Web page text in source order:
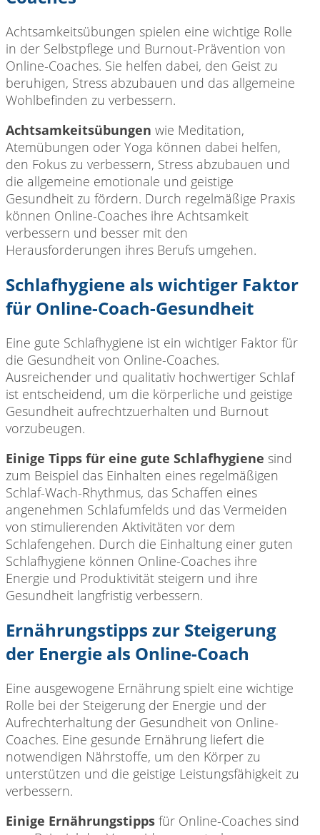
Achtsamkeitsübungen spielen eine wichtige Rolle
in der Selbstpflege und Burnout-Prävention von
Online-Coaches. Sie helfen dabei, den Geist zu
beruhigen, Stress abzubauen und das allgemeine
Wohlbefinden zu verbessern.
Achtsamkeitsübungen wie Meditation,
Atemübungen oder Yoga können dabei helfen,
den Fokus zu verbessern, Stress abzubauen und
die allgemeine emotionale und geistige
Gesundheit zu fördern. Durch regelmäßige Praxis
können Online-Coaches ihre Achtsamkeit
verbessern und besser mit den
Herausforderungen ihres Berufs umgehen.
Schlafhygiene als wichtiger Faktor
für Online-Coach-Gesundheit
Eine gute Schlafhygiene ist ein wichtiger Faktor für
die Gesundheit von Online-Coaches.
Ausreichender und qualitativ hochwertiger Schlaf
ist entscheidend, um die körperliche und geistige
Gesundheit aufrechtzuerhalten und Burnout
vorzubeugen.
Einige Tipps für eine gute Schlafhygiene sind
zum Beispiel das Einhalten eines regelmäßigen
Schlaf-Wach-Rhythmus, das Schaffen eines
angenehmen Schlafumfelds und das Vermeiden
von stimulierenden Aktivitäten vor dem
Schlafengehen. Durch die Einhaltung einer guten
Schlafhygiene können Online-Coaches ihre
Energie und Produktivität steigern und ihre
Gesundheit langfristig verbessern.
Ernährungstipps zur Steigerung
der Energie als Online-Coach
Eine ausgewogene Ernährung spielt eine wichtige
Rolle bei der Steigerung der Energie und der
Aufrechterhaltung der Gesundheit von Online-
Coaches. Eine gesunde Ernährung liefert die
notwendigen Nährstoffe, um den Körper zu
unterstützen und die geistige Leistungsfähigkeit zu
verbessern.
Einige Ernährungstipps für Online-Coaches sind